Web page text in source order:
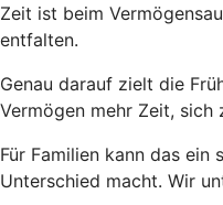
Zeit ist beim
entfalten.
Genau darauf zielt die
Vermögen mehr Zeit, sich
Für Familien kann das
Unterschied macht. Wir